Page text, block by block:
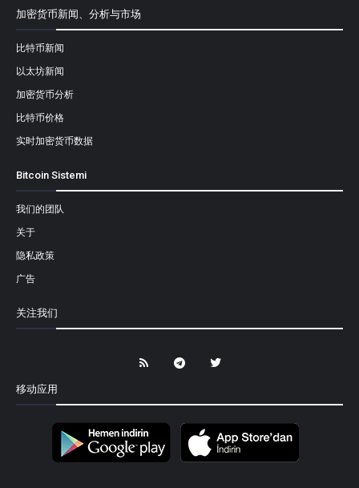
加密货币新闻、分析与市场
比特币新闻
以太坊新闻
加密货币分析
比特币价格
实时加密货币数据
Bitcoin Sistemi
我们的团队
关于
隐私政策
广告
关注我们
移动应用